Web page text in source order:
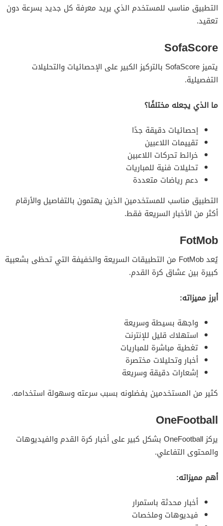
التطبيق مناسب للمستخدم الذي يريد معرفة كل جديد بسرعة دون
تعقيد.
SofaScore
يتميز SofaScore بالتركيز الكبير على الإحصائيات والتحليلات
التفصيلية.
ما الذي يجعله مختلفًا؟
إحصائيات دقيقة جدًا
تقييمات اللاعبين
خرائط تحركات اللاعبين
تحليلات فنية للمباريات
دعم رياضات متعددة
التطبيق مناسب للمستخدمين الذين يهتمون بالتفاصيل والأرقام
أكثر من الأخبار السريعة فقط.
FotMob
يُعد FotMob من التطبيقات السريعة والخفيفة التي تحظى بشعبية
كبيرة بين عشاق كرة القدم.
أبرز مميزاته:
واجهة بسيطة وسريعة
استهلاك قليل للإنترنت
تغطية مباشرة للمباريات
أخبار وتحليلات مختصرة
إشعارات دقيقة وسريعة
كثير من المستخدمين يفضلونه بسبب سرعته وسهولة استخدامه.
OneFootball
يركز OneFootball بشكل كبير على أخبار كرة القدم والفيديوهات
والمحتوى التفاعلي.
أهم مميزاته:
أخبار محدثة باستمرار
فيديوهات وملخصات